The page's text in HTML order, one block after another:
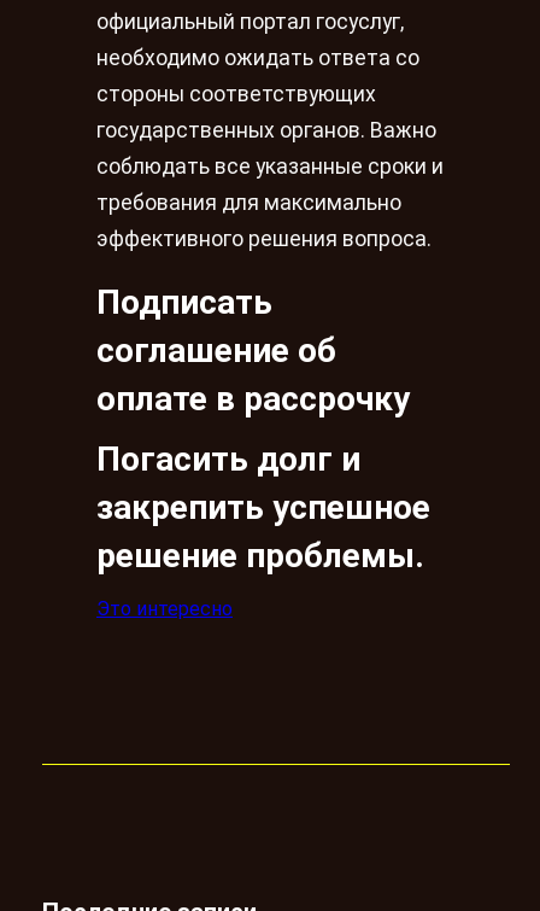
официальный портал госуслуг,
необходимо ожидать ответа со
стороны соответствующих
государственных органов. Важно
соблюдать все указанные сроки и
требования для максимально
эффективного решения вопроса.
Подписать
соглашение об
оплате в рассрочку
Погасить долг и
закрепить успешное
решение проблемы.
Это интересно